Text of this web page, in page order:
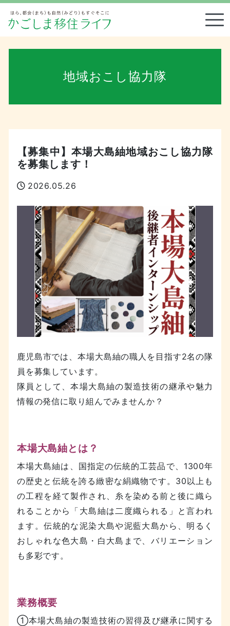
地域おこし協力隊
【募集中】本場大島紬地域おこし協力隊
を募集します！
2026.05.26
鹿児島市では、本場大島紬の職人を目指す2名の隊
員を募集しています。
隊員として、本場大島紬の製造技術の継承や魅力
情報の発信に取り組んでみませんか？
本場大島紬とは？
本場大島紬は、国指定の伝統的工芸品で、1300年
の歴史と伝統を誇る緻密な絹織物です。30以上も
の工程を経て製作され、糸を染める前と後に織ら
れることから「大島紬は二度織られる」と言われ
ます。伝統的な泥染大島や泥藍大島から、明るく
おしゃれな色大島・白大島まで、バリエーション
も多彩です。
業務概要
①本場大島紬の製造技術の習得及び継承に関する